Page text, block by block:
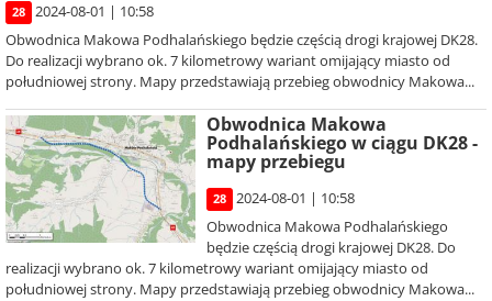
28
2024-08-01 | 10:58
Obwodnica Makowa Podhalańskiego będzie częścią drogi krajowej DK28.
Do realizacji wybrano ok. 7 kilometrowy wariant omijający miasto od
południowej strony. Mapy przedstawiają przebieg obwodnicy Makowa...
Obwodnica Makowa
Podhalańskiego w ciągu DK28 -
mapy przebiegu
28
2024-08-01 | 10:58
Obwodnica Makowa Podhalańskiego
będzie częścią drogi krajowej DK28. Do
realizacji wybrano ok. 7 kilometrowy wariant omijający miasto od
południowej strony. Mapy przedstawiają przebieg obwodnicy Makowa...